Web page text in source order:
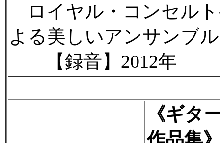
ロイヤル・コンセル
よる美しいアンサンブ
【録音】2012年
《ギタ